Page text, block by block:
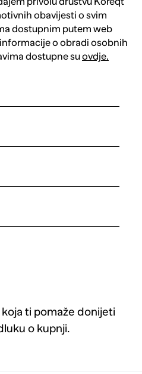
obavijesti o svim
dostupnim putem web
o obradi osobnih
dostupne suovdje.
ti pomaže donijeti
o kupnji.